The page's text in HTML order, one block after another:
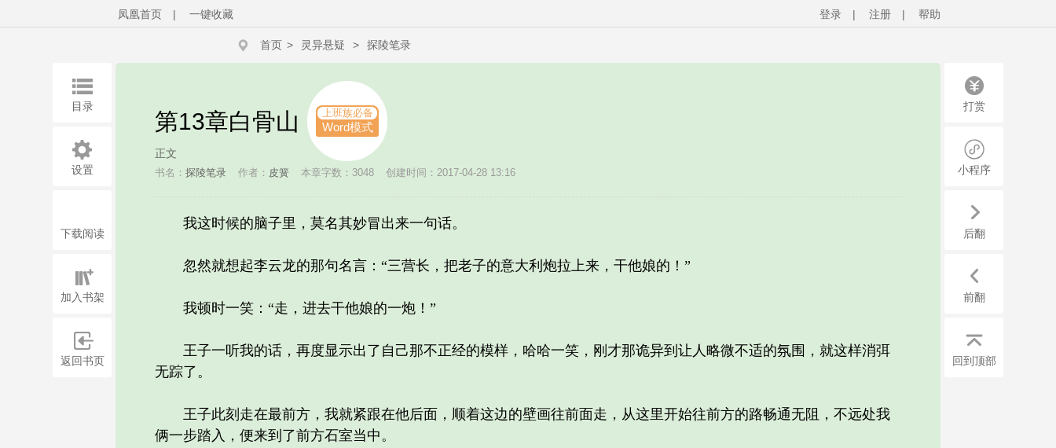
登录 | 注册 | 帮助
凤凰首页 | 一键收藏
首页 > 灵异悬疑 > 探陵笔录
第13章白骨山 上班族必备
Word模式
正文
书名： 探陵笔录 作者： 皮簧 本章字数：3048 创建时间：2017-04-28 13:16
我这时候的脑子里，莫名其妙冒出来一句话。
忽然就想起李云龙的那句名言：“三营长，把老子的意大利炮拉上来，干他娘的！”
我顿时一笑：“走，进去干他娘的一炮！”
王子一听我的话，再度显示出了自己那不正经的模样，哈哈一笑，刚才那诡异到让人略微不适的氛围，就这样消弭
无踪了。
王子此刻走在最前方，我就紧跟在他后面，顺着这边的壁画往前面走，从这里开始往前方的路畅通无阻，不远处我
俩一步踏入，便来到了前方石室当中。
目录
设置
下载阅读
加入书架
返回书页
打赏
小程序
后翻
前翻
回到顶部